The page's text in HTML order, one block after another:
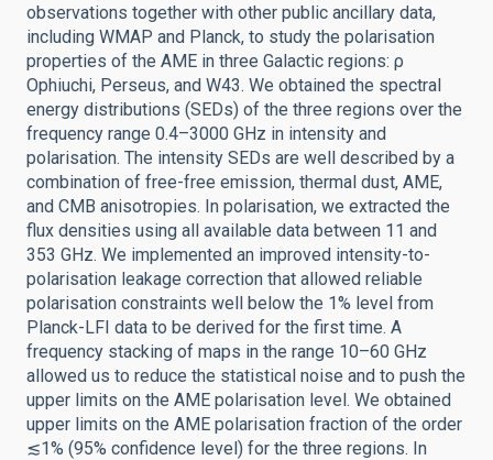
observations together with other public ancillary data,
including WMAP and Planck, to study the polarisation
properties of the AME in three Galactic regions: ρ
Ophiuchi, Perseus, and W43. We obtained the spectral
energy distributions (SEDs) of the three regions over the
frequency range 0.4–3000 GHz in intensity and
polarisation. The intensity SEDs are well described by a
combination of free-free emission, thermal dust, AME,
and CMB anisotropies. In polarisation, we extracted the
flux densities using all available data between 11 and
353 GHz. We implemented an improved intensity-to-
polarisation leakage correction that allowed reliable
polarisation constraints well below the 1% level from
Planck-LFI data to be derived for the first time. A
frequency stacking of maps in the range 10–60 GHz
allowed us to reduce the statistical noise and to push the
upper limits on the AME polarisation level. We obtained
upper limits on the AME polarisation fraction of the order
≲1% (95% confidence level) for the three regions. In